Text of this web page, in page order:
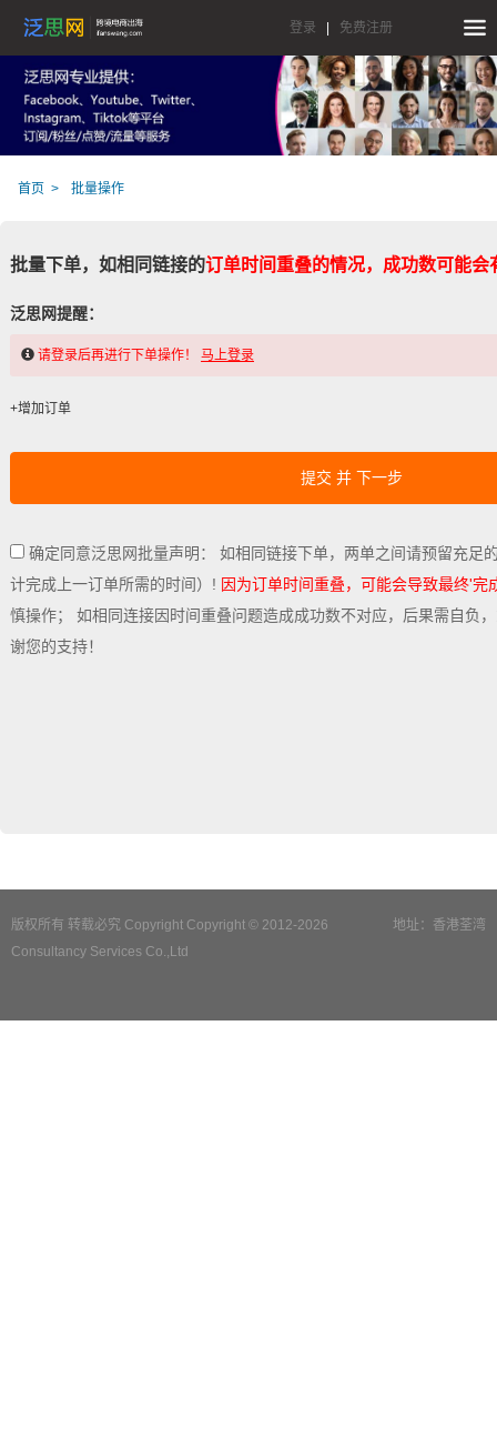
登录 免费注册
首页 批量操作
批量下单，如相同链接的订单时间重叠的情况，成功数可能会
泛思网提醒：
请登录后再进行下单操作！ 马上登录
+增加订单
提交 并 下一步
确定同意泛思网批量声明： 如相同链接下单，两单之间请预留充足
计完成上一订单所需的时间）! 因为订单时间重叠，可能会导致最终'完
慎操作； 如相同连接因时间重叠问题造成成功数不对应，后果需自负
谢您的支持！
地址：香港荃湾
版权所有 转载必究 Copyright Copyright © 2012-2026
Consultancy Services Co.,Ltd